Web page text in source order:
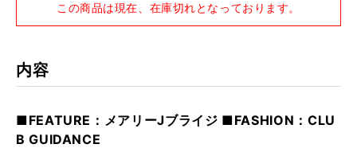
雑誌
この商品は現在、在庫切れとなっております。
内容
■FEATURE：メアリーJブライジ ■FASHION：CLU
B GUIDANCE